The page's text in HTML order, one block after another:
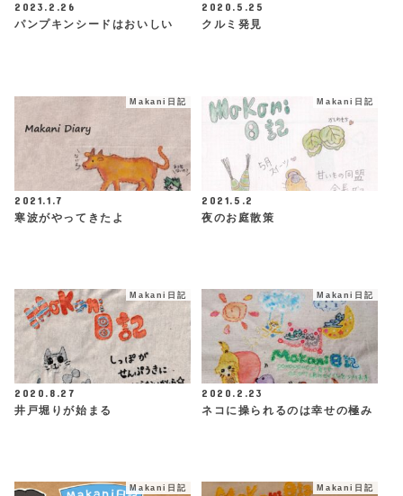
2023.2.26
パンプキンシードはおいしい
2020.5.25
クルミ発見
Makani日記
2021.1.7
寒波がやってきたよ
Makani日記
2021.5.2
夜のお庭散策
Makani日記
2020.8.27
井戸堀りが始まる
Makani日記
2020.2.23
ネコに操られるのは幸せの極み
Makani日記 Makani日記